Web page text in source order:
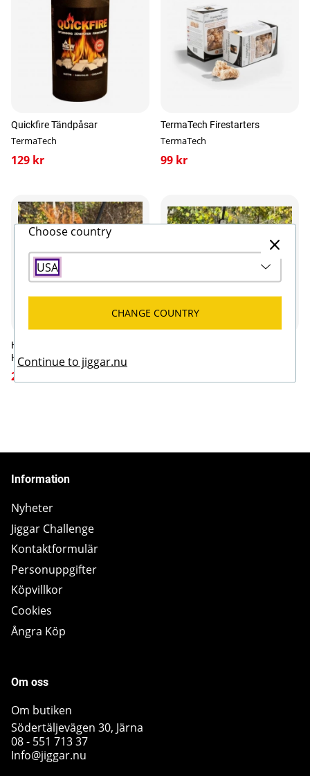
Quickfire Tändpåsar
TermaTech
129 kr
TermaTech Firestarters
TermaTech
99 kr
Hörnells Outdoor Smörgåsjärn
H1
299 kr
Choose country
USA
CHANGE COUNTRY
Continue to jiggar.nu
Information
Nyheter
Jiggar Challenge
Kontaktformulär
Personuppgifter
Köpvillkor
Cookies
Ångra Köp
Om oss
Om butiken
Södertäljevägen 30, Järna
08 - 551 713 37
Info@jiggar.nu